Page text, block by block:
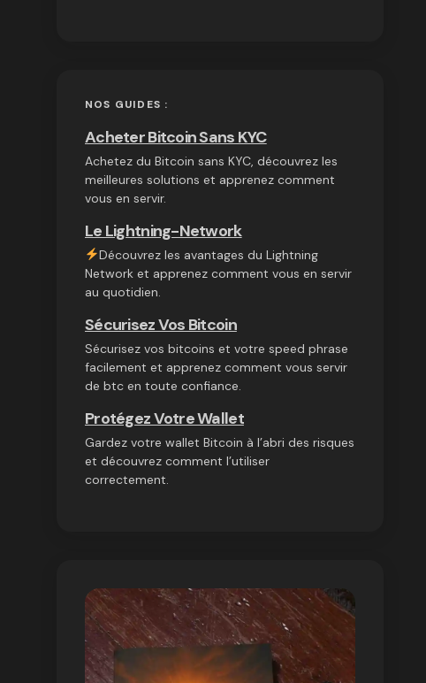
NOS GUIDES :
Acheter Bitcoin Sans KYC
Achetez du Bitcoin sans KYC, découvrez les
meilleures solutions et apprenez comment
vous en servir.
Le Lightning-Network
Découvrez les avantages du Lightning
Network et apprenez comment vous en servir
au quotidien.
Sécurisez Vos Bitcoin
Sécurisez vos bitcoins et votre speed phrase
facilement et apprenez comment vous servir
de btc en toute confiance.
Protégez Votre Wallet
Gardez votre wallet Bitcoin à l’abri des risques
et découvrez comment l’utiliser
correctement.